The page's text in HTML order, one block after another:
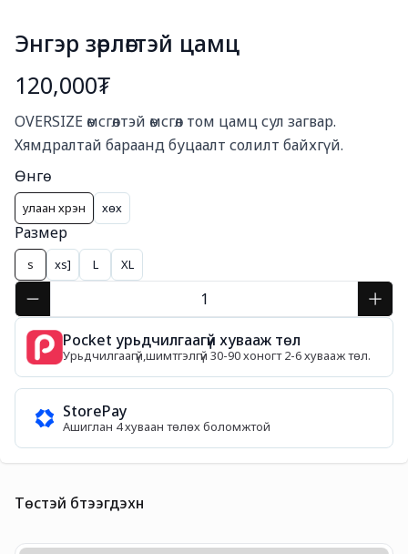
Энгэр зөрлөгтэй цамц
120,000₮
OVERSIZE өмсгөлтэй өмсгөл том цамц сул загвар.
Хямдралтай бараанд буцаалт солилт байхгүй.
Өнгө
улаан хүрэн хөх
Размер
s xs] L XL
Pocket урьдчилгаагүй хувааж төл
Урьдчилгаагүй,шимтгэлгүй 30-90 хоногт 2-6 хувааж төл.
StorePay
Ашиглан 4 хуваан төлөх боломжтой
Төстэй бүтээгдэхүүн